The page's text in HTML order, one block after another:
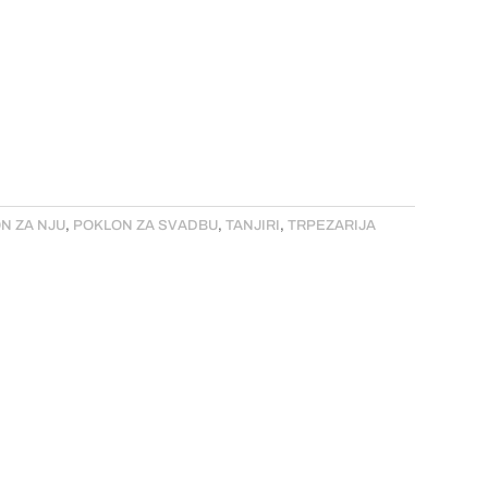
ZA NJU, POKLON ZA SVADBU, TANJIRI, TRPEZARIJA